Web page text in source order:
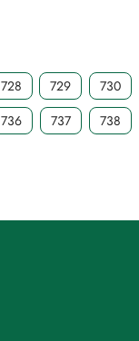
728 729
730
736 737
738